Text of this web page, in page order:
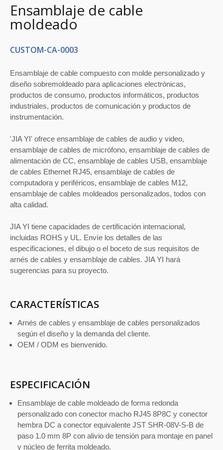
Ensamblaje de cable
moldeado
CUSTOM-CA-0003
Ensamblaje de cable compuesto con molde personalizado y
diseño sobremoldeado para aplicaciones electrónicas,
productos de consumo, productos informáticos, productos
industriales, productos de comunicación y productos de
instrumentación.
'JIA YI' ofrece ensamblaje de cables de audio y video,
ensamblaje de cables de micrófono, ensamblaje de cables de
alimentación de CC, ensamblaje de cables USB, ensamblaje
de cables Ethernet RJ45, ensamblaje de cables de
computadora y periféricos, ensamblaje de cables M12,
ensamblaje de cables moldeados personalizados, todos con
alta calidad.
JIA YI tiene capacidades de certificación internacional,
incluidas ROHS y UL. Envíe los detalles de las
especificaciones, el dibujo o el boceto de sus requisitos de
arnés de cables y ensamblaje de cables. JIA YI hará
sugerencias para su proyecto.
CARACTERÍSTICAS
Arnés de cables y ensamblaje de cables personalizados
según el diseño y la demanda del cliente.
OEM / ODM es bienvenido.
ESPECIFICACIÓN
Ensamblaje de cable moldeado de forma redonda
personalizado con conector macho RJ45 8P8C y conector
hembra DC a conector equivalente JST SHR-08V-S-B de
paso 1.0 mm 8P con alivio de tensión para montaje en panel
y núcleo de ferrita moldeado.